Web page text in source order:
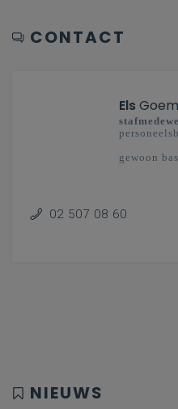
CONTACT
Els
s
gewoon
02 507 08 60
NIEUWS